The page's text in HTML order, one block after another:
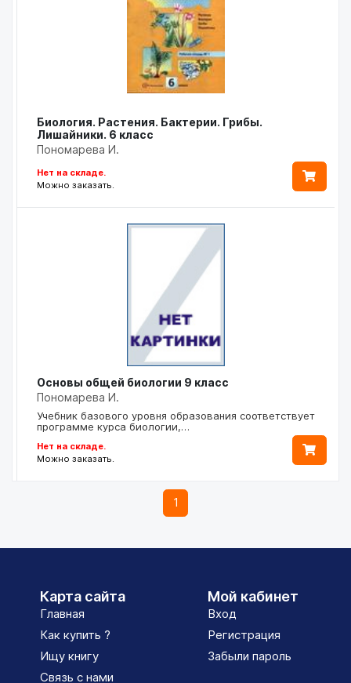
Биология. Растения. Бактерии. Грибы.
Лишайники. 6 класс
Пономарева И.
Нет на складе.
Можно заказать.
Основы общей биологии 9 класс
Пономарева И.
Учебник базового уровня образования соответствует
программе курса биологии,…
Нет на складе.
Можно заказать.
1
Карта сайта
Главная
Как купить ?
Ищу книгу
Связь с нами
Мой кабинет
Вход
Регистрация
Забыли пароль